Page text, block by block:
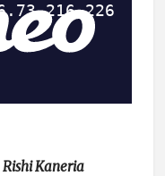
Rishi Kaneria